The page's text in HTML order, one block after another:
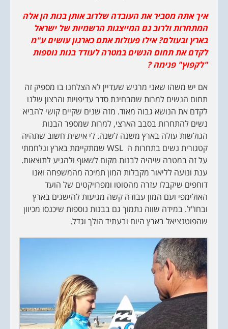
איך אתה מסביר את העובדה שלרוב אותן בנות הן אלה
המתחרות ולרוב גם המייצגות הרשמיות של ישראל
בארץ ובעולם? אילו פעולות אתם כארגון עושים ע"מ
לקדם את תחום הנשים במטרה לעודד בנות נוספות
"לקפוץ" פנימה ?
אם יש משהו שאני מרגיש שעדיין לא הצלחנו בו מספיק זה
תחום הנשים למרות שמבחינת סדר עדיפויות והרצון שלנו
לקדם את הנושא גבוה מאוד. מזה שנים שקיים קושי להביא
נשים להתחרות בסבב הארצי, למרות שמספר הבנות
הגולשות עולה בארץ משנה לשנה. לי אישית חשוב שתהיה
קטגורית נשים בתחרות ה WSL שמתקיימת בארץ ונלחמתי
על זה במטרה שיהיה לבנות מקום לשאוף ולהגיע לתוצאות.
ענת ונועה לליאור מקבלות המון תמיכה מהמשפחה ואנו
דוחפים שיקבלו עזרה מהטוטו ומפרויקטים של הועד
האולימפי ועם המון עבודה קשה מגיעות להישגים בארץ
ובחו"ל. במידה שווה נתמוך גם בבנות נוספות שיכנסו מכיוון
שהפוטנציאל בארץ היום ובעתיד הולך וגדל.